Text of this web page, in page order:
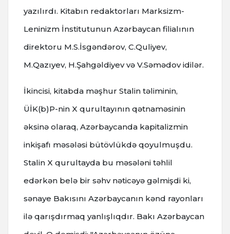
yazılırdı. Kitabın redaktorları Marksizm-
Leninizm İnstitutunun Azərbaycan filialının
direktoru M.S.İsgəndərov, C.Quliyev,
M.Qazıyev, H.Şahgəldiyev və V.Səmədov idilər.
İkincisi, kitabda məşhur Stalin təliminin,
ÜİK(b)P-nin X qurultayının qətnaməsinin
əksinə olaraq, Azərbaycanda kapitalizmin
inkişafı məsələsi bütövlükdə qoyulmuşdu.
Stalin X qurultayda bu məsələni təhlil
edərkən belə bir səhv nəticəyə gəlmişdi ki,
sənaye Bakısını Azərbaycanın kənd rayonları
ilə qarışdırmaq yanlışlıqdır. Bakı Azərbaycan